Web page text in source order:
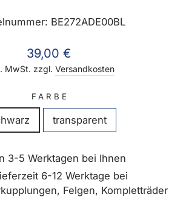
BE272ADE00BL
Normaler
Preis
39,00 €
MwSt. zzgl. Versandkosten
FARBE
transparent
3-5 Werktagen bei Ihnen
6-12 Werktage bei
Felgen, Kompletträder